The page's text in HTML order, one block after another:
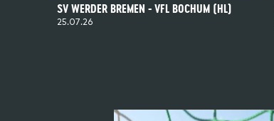
SV WERDER BREMEN - VFL BOCHUM (HL)
25.07.26